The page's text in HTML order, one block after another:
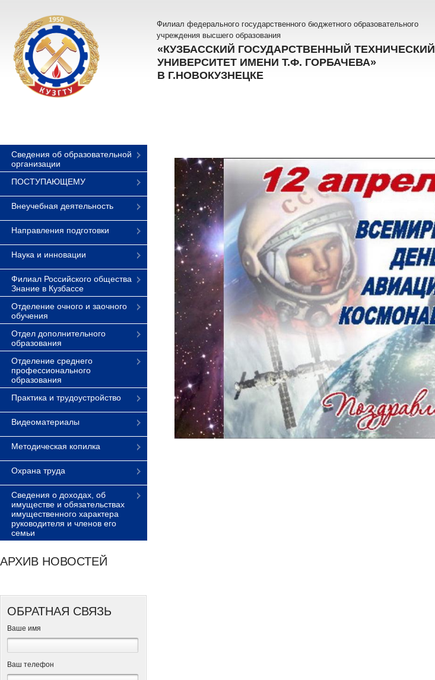
Филиал федерального государственного бюджетного образовательного
учреждения высшего образования
«КУЗБАССКИЙ ГОСУДАРСТВЕННЫЙ ТЕХНИЧЕСКИЙ
УНИВЕРСИТЕТ ИМЕНИ Т.Ф. ГОРБАЧЕВА»
В Г.НОВОКУЗНЕЦКЕ
Сведения об образовательной
организации
ПОСТУПАЮЩЕМУ
Внеучебная деятельность
Направления подготовки
Наука и инновации
Филиал Российского общества
Знание в Кузбассе
Отделение очного и заочного
обучения
Отдел дополнительного
образования
Отделение среднего
профессионального
образования
Практика и трудоустройство
Видеоматериалы
Методическая копилка
Охрана труда
Сведения о доходах, об
имуществе и обязательствах
имущественного характера
руководителя и членов его
семьи
АРХИВ НОВОСТЕЙ
ОБРАТНАЯ СВЯЗЬ
Ваше имя
Ваш телефон